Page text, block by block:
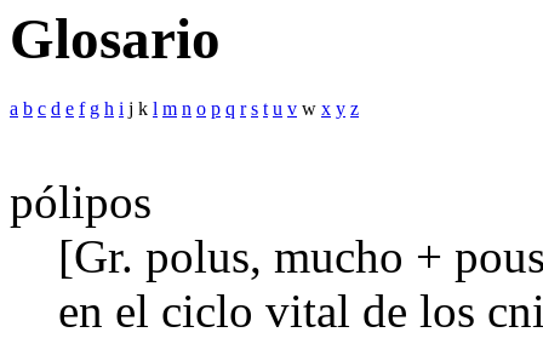
Glosario
a b c d e f g h i j k l m n o p q r s t u v w x y z
pólipos
[Gr. polus, mucho +
en el ciclo vital de los